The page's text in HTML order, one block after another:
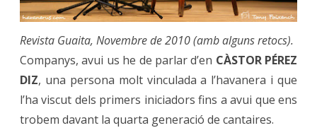
Revista Guaita, Novembre de 2010 (amb alguns retocs).
Companys, avui us he de parlar d’en CÀSTOR PÉREZ
DIZ, una persona molt vinculada a l’havanera i que
l’ha viscut dels primers iniciadors fins a avui que ens
trobem davant la quarta generació de cantaires.